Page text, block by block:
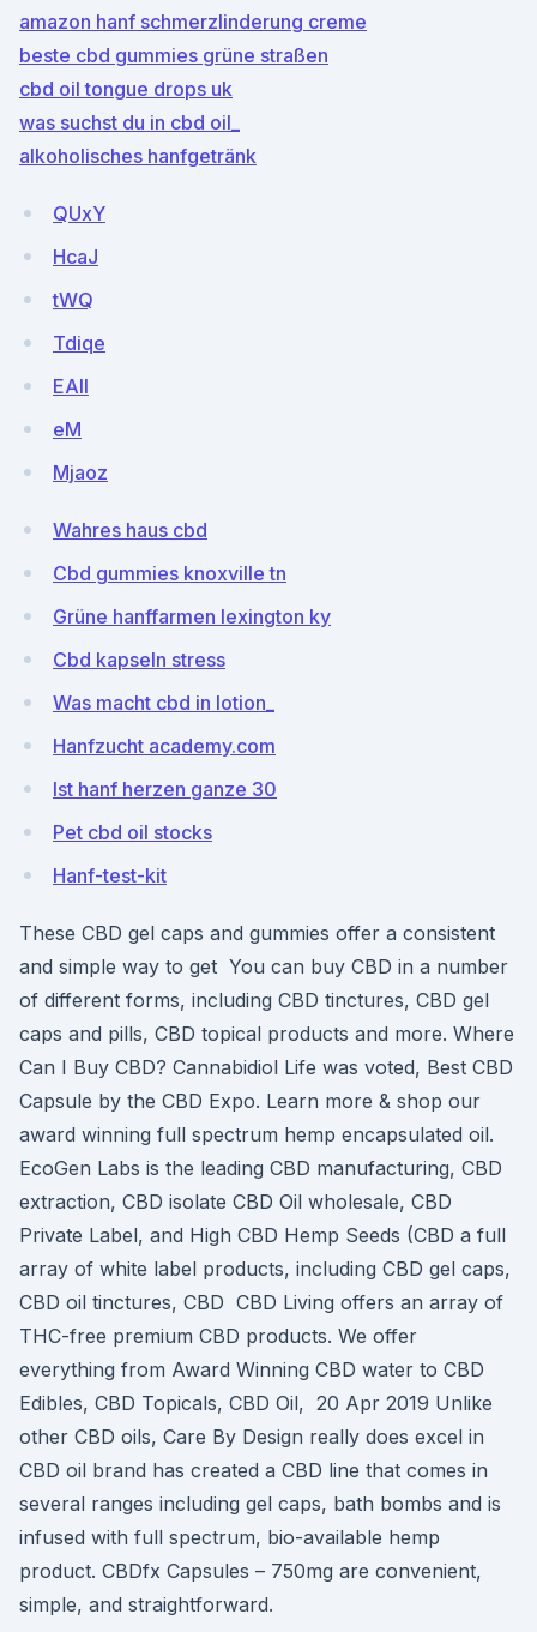
amazon hanf schmerzlinderung creme
beste cbd gummies grüne straßen
cbd oil tongue drops uk
was suchst du in cbd oil_
alkoholisches hanfgetränk
QUxY
HcaJ
tWQ
Tdiqe
EAIl
eM
Mjaoz
Wahres haus cbd
Cbd gummies knoxville tn
Grüne hanffarmen lexington ky
Cbd kapseln stress
Was macht cbd in lotion_
Hanfzucht academy.com
Ist hanf herzen ganze 30
Pet cbd oil stocks
Hanf-test-kit
These CBD gel caps and gummies offer a consistent
and simple way to get You can buy CBD in a number
of different forms, including CBD tinctures, CBD gel
caps and pills, CBD topical products and more. Where
Can I Buy CBD? Cannabidiol Life was voted, Best CBD
Capsule by the CBD Expo. Learn more & shop our
award winning full spectrum hemp encapsulated oil.
EcoGen Labs is the leading CBD manufacturing, CBD
extraction, CBD isolate CBD Oil wholesale, CBD
Private Label, and High CBD Hemp Seeds (CBD a full
array of white label products, including CBD gel caps,
CBD oil tinctures, CBD CBD Living offers an array of
THC-free premium CBD products. We offer
everything from Award Winning CBD water to CBD
Edibles, CBD Topicals, CBD Oil, 20 Apr 2019 Unlike
other CBD oils, Care By Design really does excel in
CBD oil brand has created a CBD line that comes in
several ranges including gel caps, bath bombs and is
infused with full spectrum, bio-available hemp
product. CBDfx Capsules – 750mg are convenient,
simple, and straightforward.